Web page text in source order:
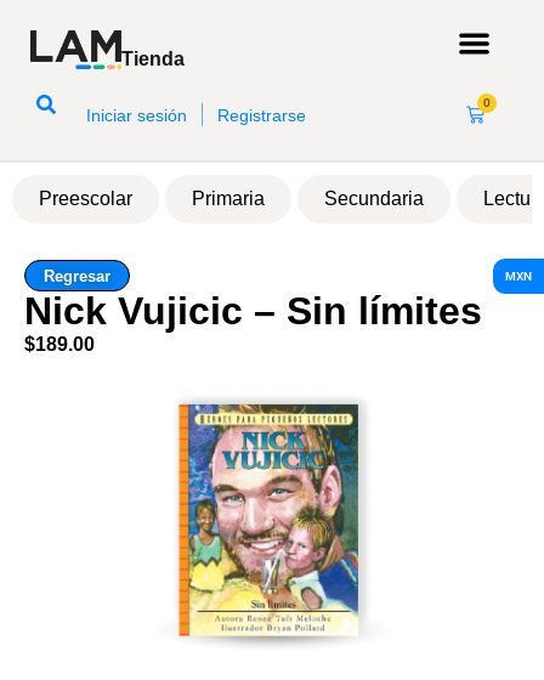
MXN
Tienda
Iniciar sesión Registrarse
0
Preescolar Primaria Secundaria
Regresar
Nick Vujicic – Sin límites
$189.00